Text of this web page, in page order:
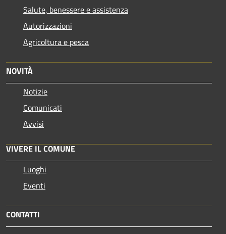
Salute, benessere e assistenza
Autorizzazioni
Agricoltura e pesca
NOVITÀ
Notizie
Comunicati
Avvisi
VIVERE IL COMUNE
Luoghi
Eventi
CONTATTI